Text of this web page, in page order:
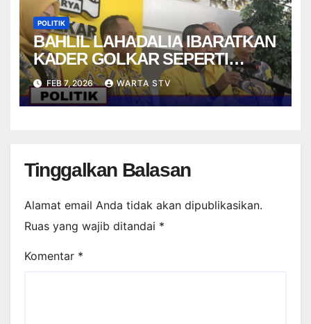
POLITIK
BAHLIL LAHADALIA IBARATKAN
KADER GOLKAR SEPERTI
STRIKER DALAM PERMAINAN
FUTSAL
FEB 7, 2026 WARTA STV
Tinggalkan Balasan
Alamat email Anda tidak akan dipublikasikan.
Ruas yang wajib ditandai *
Komentar *